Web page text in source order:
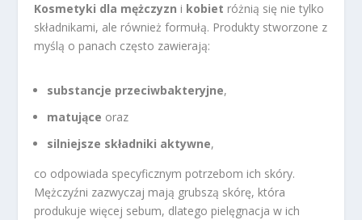
Kosmetyki dla mężczyzn i kobiet różnią się nie tylko
składnikami, ale również formułą. Produkty stworzone z
myślą o panach często zawierają:
substancje przeciwbakteryjne,
matujące oraz
silniejsze składniki aktywne,
co odpowiada specyficznym potrzebom ich skóry.
Mężczyźni zazwyczaj mają grubszą skórę, która
produkuje więcej sebum, dlatego pielęgnacja w ich